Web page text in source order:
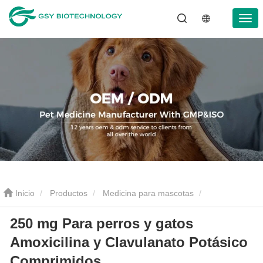
Inicio Productos Medicina para mascotas
Antiinflamatorio para mascotas 250 mg Para perros y gatos
Amoxicilina y Clavulanato Potásico Comprimidos
250 mg Para perros y gatos
Amoxicilina y Clavulanato Potásico